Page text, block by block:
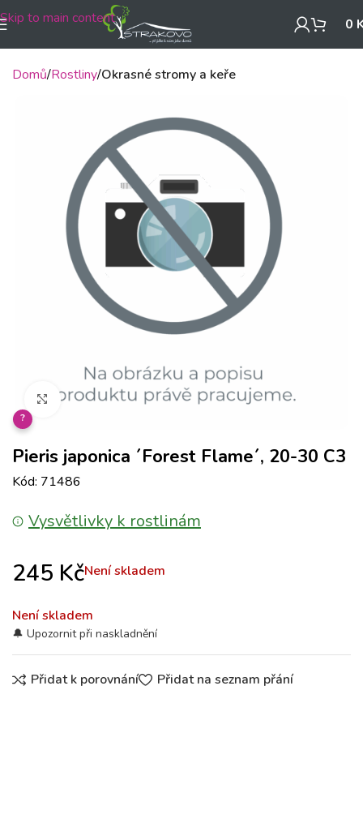
Skip to main content 0
Domů Rostliny Okrasné stromy a keře
Klikněte pro zvětšení
?
Pieris japonica ´Forest Flame´, 20-30 C3
Kód: 71486
Vysvětlivky k rostlinám
245 KčNení skladem
Není skladem
Přidat k porovnání Přidat na seznam přání